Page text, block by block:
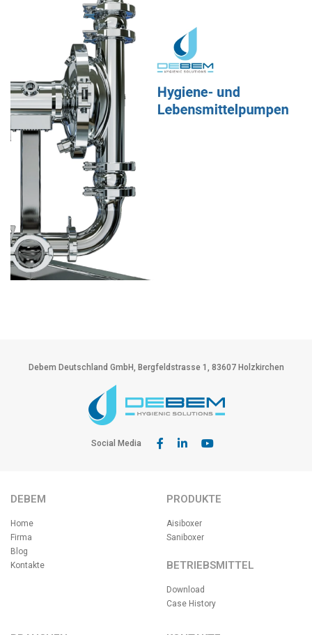
Debem Deutschland GmbH, Bergfeldstrasse 1, 83607 Holzkirchen
Social Media
DEBEM
Home
Firma
Blog
Kontakte
PRODUKTE
Aisiboxer
Saniboxer
BETRIEBSMITTEL
Download
Case History